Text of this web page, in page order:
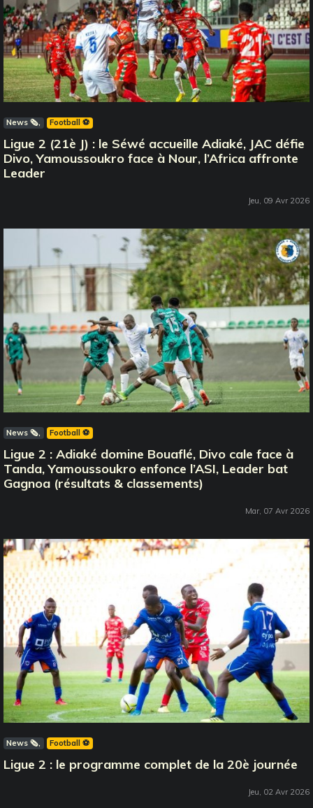
News 🗞️ Football ⚽️
Ligue 2 (21è J) : le Séwé accueille Adiaké, JAC défie
Divo, Yamoussoukro face à Nour, l’Africa affronte
Leader
Jeu, 09 Avr 2026
News 🗞️ Football ⚽️
Ligue 2 : Adiaké domine Bouaflé, Divo cale face à
Tanda, Yamoussoukro enfonce l’ASI, Leader bat
Gagnoa (résultats & classements)
Mar, 07 Avr 2026
News 🗞️ Football ⚽️
Ligue 2 : le programme complet de la 20è journée
Jeu, 02 Avr 2026